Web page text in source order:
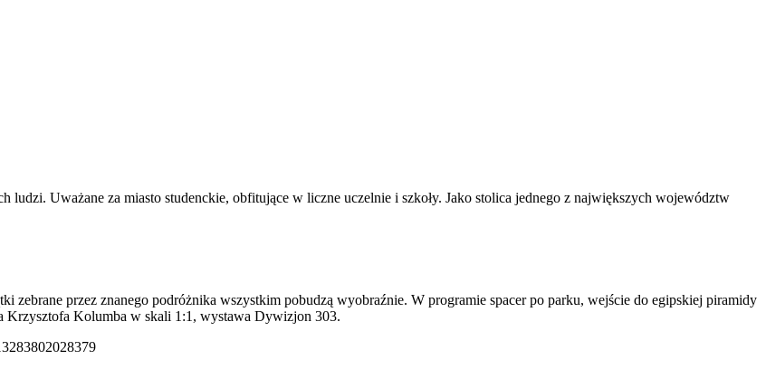
ludzi. Uważane za miasto studenckie, obfitujące w liczne uczelnie i szkoły. Jako stolica jednego z największych województw
zebrane przez znanego podróżnika wszystkim pobudzą wyobraźnie. W programie spacer po parku, wejście do egipskiej piramidy
Krzysztofa Kolumba w skali 1:1, wystawa Dywizjon 303.